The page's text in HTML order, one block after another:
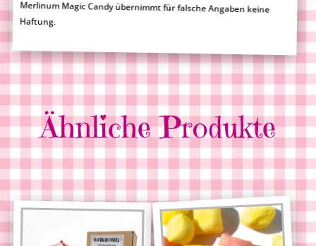
Haftung.
Ähnliche Produkte